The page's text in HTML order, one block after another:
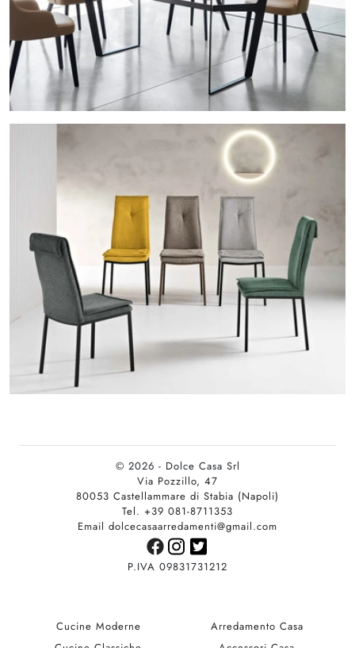
© 2026 - Dolce Casa Srl
Via Pozzillo, 47
80053 Castellammare di Stabia (Napoli)
Tel. +39 081-8711353
Email dolcecasaarredamenti@gmail.com
P.IVA 09831731212
Cucine Moderne
Arredamento Casa